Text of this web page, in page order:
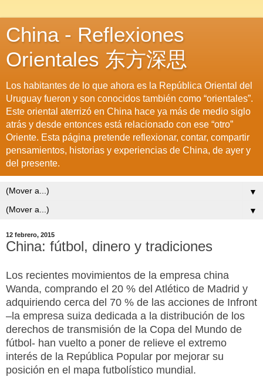
China - Reflexiones
Orientales 东方深思
Los habitantes de lo que ahora es la República Oriental del
Uruguay fueron y son conocidos también como “orientales”.
Este oriental aterrizó en China hace ya más de medio siglo
atrás y desde entonces está relacionado con ese “otro”
Oriente. Esta página pretende reflexionar, contar, compartir
pensamientos, historias y experiencias de China, de ayer y
del presente.
▼
▼
12 febrero, 2015
China: fútbol, dinero y tradiciones
Los recientes movimientos de la empresa china
Wanda, comprando el 20 % del Atlético de Madrid y
adquiriendo cerca del 70 % de las acciones de Infront
–la empresa suiza dedicada a la distribución de los
derechos de transmisión de la Copa del Mundo de
fútbol- han vuelto a poner de relieve el extremo
interés de la República Popular por mejorar su
posición en el mapa futbolístico mundial.